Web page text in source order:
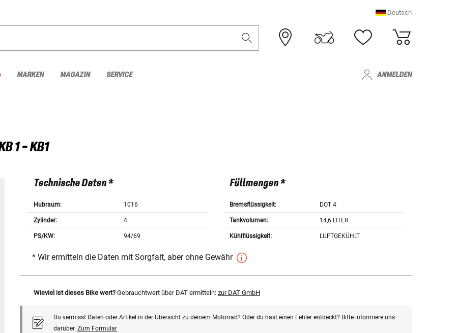
Deutsch
MARKEN MAGAZIN SERVICE ANMELDEN
1 - KB1
Technische Daten *
Hubraum: 1016
Zylinder: 4
PS/KW: 94/69
Füllmengen *
Bremsflüssigkeit: DOT 4
Tankvolumen: 14,6 LITER
Kühlflüssigkeit: LUFTGEKÜHLT
* Wir ermitteln die Daten mit Sorgfalt, aber ohne Gewähr
Wieviel ist dieses Bike wert? Gebrauchtwert über DAT ermitteln: zur DAT GmbH
Du vermisst Daten oder Artikel in der Übersicht zu deinem Motorrad? Oder du hast einen Fehler entdeckt? Bitte informiere uns
darüber. Zum Formular